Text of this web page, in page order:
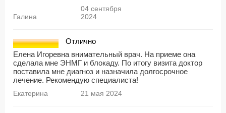
Галина
04 сентября
2024
Отлично
Елена Игоревна внимательный врач. На приеме она
сделала мне ЭНМГ и блокаду. По итогу визита доктор
поставила мне диагноз и назначила долгосрочное
лечение. Рекомендую специалиста!
Екатерина 21 мая 2024